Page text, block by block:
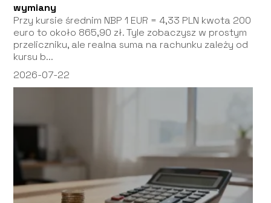
wymiany
Przy kursie średnim NBP 1 EUR = 4,33 PLN kwota 200
euro to około 865,90 zł. Tyle zobaczysz w prostym
przeliczniku, ale realna suma na rachunku zależy od
kursu b...
2026-07-22